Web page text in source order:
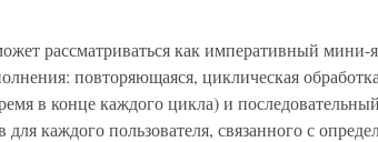
рассматриваться как императивный мини-
повторяющаяся, циклическая
в конце каждого цикла) и
для каждого пользователя, связанного с